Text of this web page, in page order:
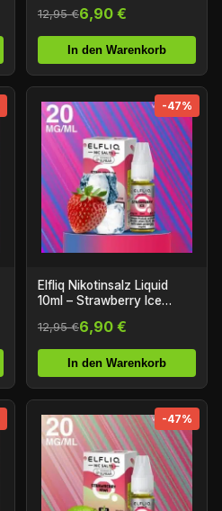
12,95 €6,90 €
In den Warenkorb
-47%
Elfliq Nikotinsalz Liquid
10ml – Strawberry Ice
12,95 €6,90 €
In den Warenkorb
-47%